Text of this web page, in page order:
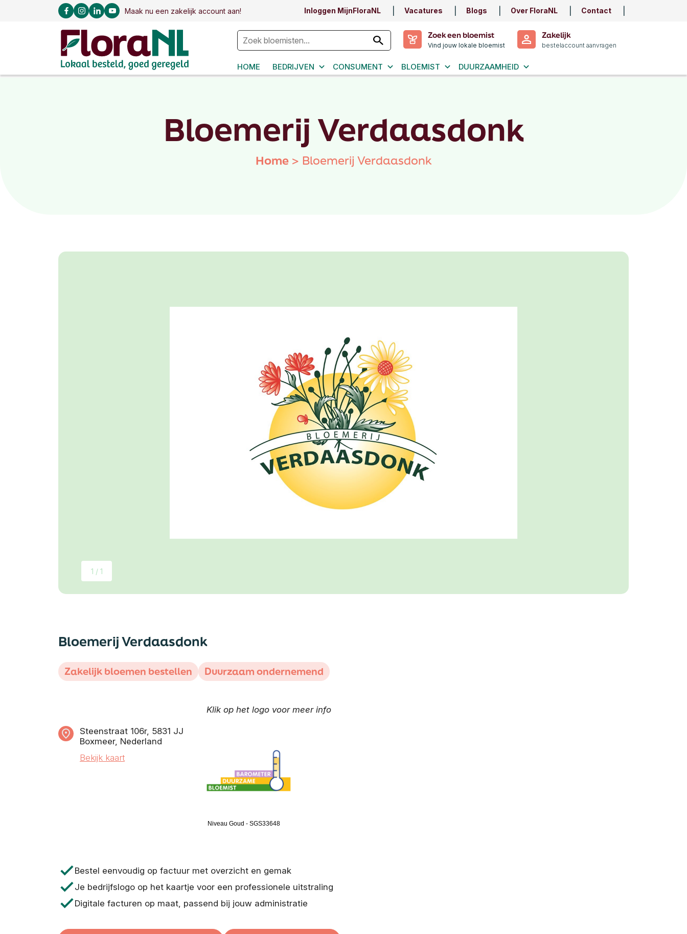
Maak nu een zakelijk account aan! Inloggen MijnFloraNL Vacatures Blogs Over FloraNL Contact
Zoek een bloemist
Vind jouw lokale bloemist
Zakelijk
bestelaccount aanvragen
HOME BEDRIJVEN CONSUMENT BLOEMIST DUURZAAMHEID
Bloemerij Verdaasdonk
Home > Bloemerij Verdaasdonk
1 / 1
Bloemerij Verdaasdonk
Zakelijk bloemen bestellen Duurzaam ondernemend
Steenstraat 106r, 5831 JJ
Boxmeer, Nederland
Bekijk kaart
Klik op het logo voor meer info
Niveau Goud - SGS33648
checkBestel eenvoudig op factuur met overzicht en gemak
checkJe bedrijfslogo op het kaartje voor een professionele uitstraling
checkDigitale facturen op maat, passend bij jouw administratie